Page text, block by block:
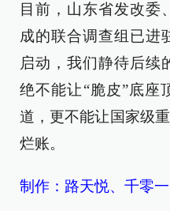
目前，山东省发改委
成的联合调查组已进
启动，我们静待后续
绝不能让“脆皮”底座
道，更不能让国家级
烂账。
制作：路天悦、千零一